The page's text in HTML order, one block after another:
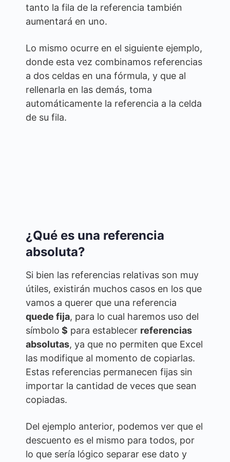
tanto la fila de la referencia también
aumentará en uno.
Lo mismo ocurre en el siguiente ejemplo,
donde esta vez combinamos referencias
a dos celdas en una fórmula, y que al
rellenarla en las demás, toma
automáticamente la referencia a la celda
de su fila.
¿Qué es una referencia
absoluta?
Si bien las referencias relativas son muy
útiles, existirán muchos casos en los que
vamos a querer que una referencia
quede fija, para lo cual haremos uso del
símbolo $ para establecer referencias
absolutas, ya que no permiten que Excel
las modifique al momento de copiarlas.
Estas referencias permanecen fijas sin
importar la cantidad de veces que sean
copiadas.
Del ejemplo anterior, podemos ver que el
descuento es el mismo para todos, por
lo que sería lógico separar ese dato y